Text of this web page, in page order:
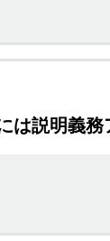
は説明義務